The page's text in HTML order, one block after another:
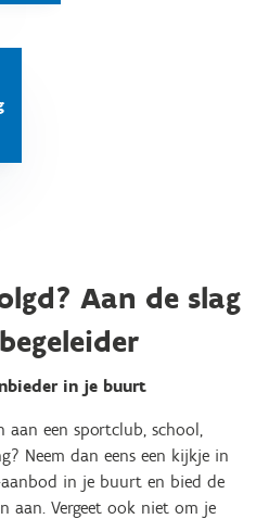
Aan de slag
in je buurt
aan een sportclub, school,
Neem dan eens een kijkje in
in je buurt en bied de
aan. Vergeet ook niet om je